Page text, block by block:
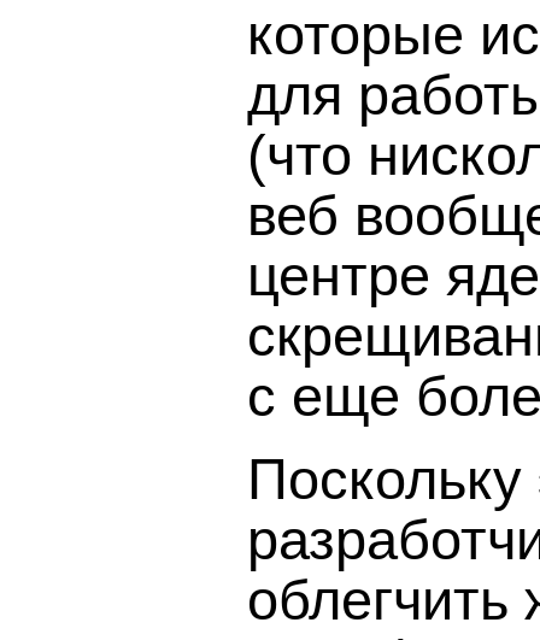
которые
для
(что
веб
центре
с еще